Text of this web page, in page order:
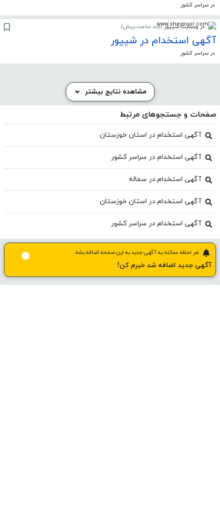
در سراسر کشور
در وبسایت شیپور(چند ساعت پیش)
آگهی استخدام در شیپور
در سراسر کشور
مشاهده نتایج بیشتر
صفحات و جستجوهای مرتبط
آگهی استخدام در استان خوزستان
آگهی استخدام در سراسر کشور
آگهی استخدام در سماله
آگهی استخدام در استان خوزستان
آگهی استخدام در سراسر کشور
هر لحظه ممکنه یه آگهی جدید به این صفحه اضافه بشه
آگهی جدید اضافه شد خبرم کن!